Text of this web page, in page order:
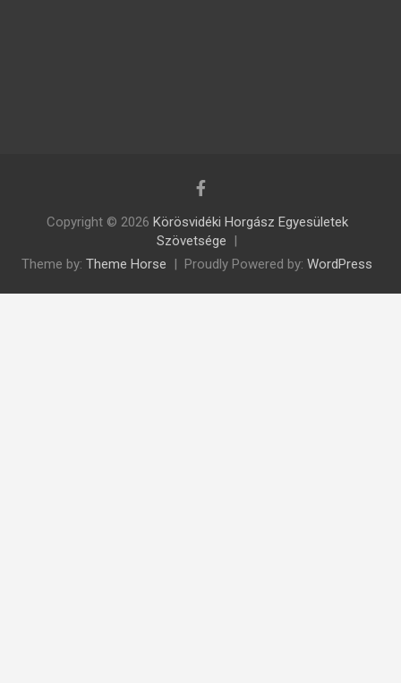
Copyright © 2026 Körösvidéki Horgász Egyesületek
Szövetsége
Theme by: Theme Horse Proudly Powered by: WordPress